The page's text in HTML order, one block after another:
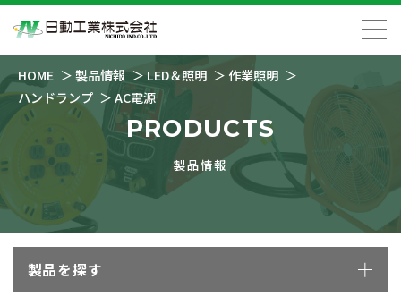
HOME 製品情報 LED＆照明
作業照明
ハンドランプ
AC電源
PRODUCTS
製品情報
製品を探す